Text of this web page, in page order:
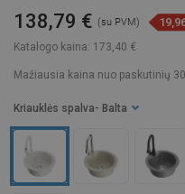
Katalogo kaina: 173,40 €
138,79 € (su PVM)
Mažiausia kaina nuo paskutinių
Kriauklės spalva - Balta